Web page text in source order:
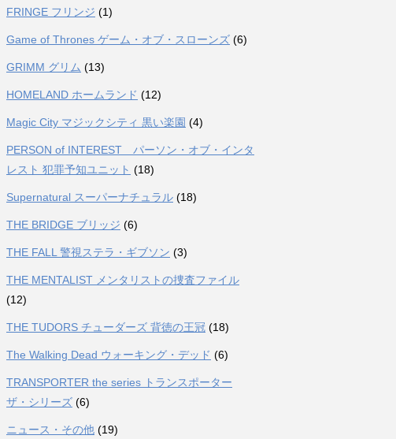
FRINGE フリンジ (1)
Game of Thrones ゲーム・オブ・スローンズ (6)
GRIMM グリム (13)
HOMELAND ホームランド (12)
Magic City マジックシティ 黒い楽園 (4)
PERSON of INTEREST パーソン・オブ・インタ
レスト 犯罪予知ユニット (18)
Supernatural スーパーナチュラル (18)
THE BRIDGE ブリッジ (6)
THE FALL 警視ステラ・ギブソン (3)
THE MENTALIST メンタリストの捜査ファイル
(12)
THE TUDORS チューダーズ 背徳の王冠 (18)
The Walking Dead ウォーキング・デッド (6)
TRANSPORTER the series トランスポーター
ザ・シリーズ (6)
ニュース・その他 (19)